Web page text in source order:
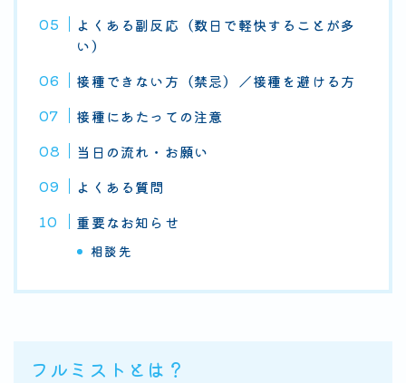
よくある副反応（数日で軽快することが多
い）
接種できない方（禁忌）／接種を避ける方
接種にあたっての注意
当日の流れ・お願い
よくある質問
重要なお知らせ
相談先
フルミストとは？